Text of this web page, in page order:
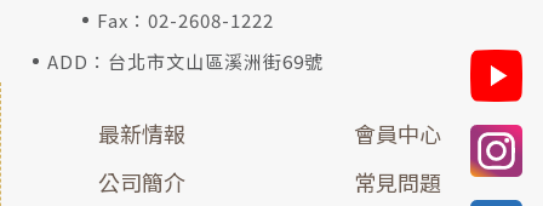
Fax：02-2608-1222
ADD：台北市文山區溪洲街69號
最新情報
公司簡介
會員中心
常見問題